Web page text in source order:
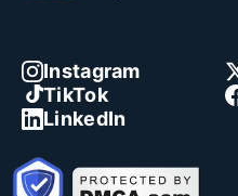
Instagram
TikTok
LinkedIn